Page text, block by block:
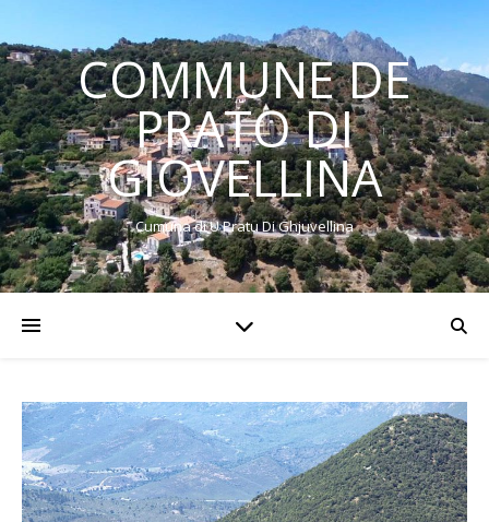
COMMUNE DE
PRATO DI
GIOVELLINA
Cumuna di U Pratu Di Ghjuvellina